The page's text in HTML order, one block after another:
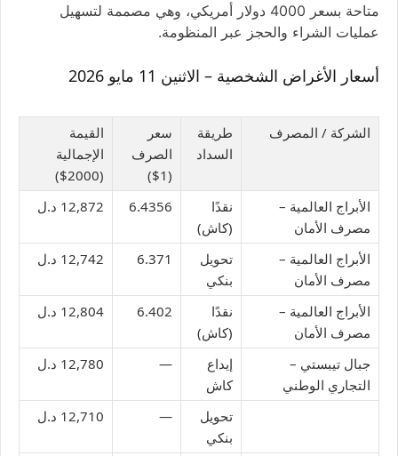
متاحة بسعر 4000 دولار أمريكي، وهي مصممة لتسهيل
عمليات الشراء والحجز عبر المنظومة.
أسعار الأغراض الشخصية – الاثنين 11 مايو 2026
الشركة / المصرف
طريقة
السداد
سعر
الصرف
(1$)
القيمة
الإجمالية
(2000$)
الأبراج العالمية –
مصرف الأمان
نقدًا
(كاش)
6.4356 12,872 د.ل
الأبراج العالمية –
مصرف الأمان
تحويل
بنكي
6.371 12,742 د.ل
الأبراج العالمية –
مصرف الأمان
نقدًا
(كاش)
6.402 12,804 د.ل
جبال تيبستي –
التجاري الوطني
إيداع
كاش
— 12,780 د.ل
تحويل
بنكي
— 12,710 د.ل